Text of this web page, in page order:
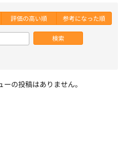
評価の高い順 参考になった順
検索
の投稿はありません。